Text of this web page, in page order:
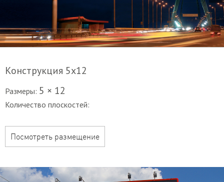
Конструкция 5х12
Размеры: 5 × 12
Количество плоскостей:
Посмотреть размещение